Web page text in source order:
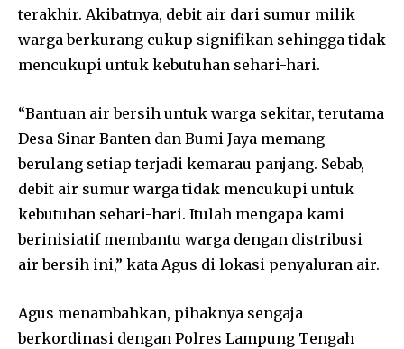
terakhir. Akibatnya, debit air dari sumur milik
warga berkurang cukup signifikan sehingga tidak
mencukupi untuk kebutuhan sehari-hari.
“Bantuan air bersih untuk warga sekitar, terutama
Desa Sinar Banten dan Bumi Jaya memang
berulang setiap terjadi kemarau panjang. Sebab,
debit air sumur warga tidak mencukupi untuk
kebutuhan sehari-hari. Itulah mengapa kami
berinisiatif membantu warga dengan distribusi
air bersih ini,” kata Agus di lokasi penyaluran air.
Agus menambahkan, pihaknya sengaja
berkordinasi dengan Polres Lampung Tengah